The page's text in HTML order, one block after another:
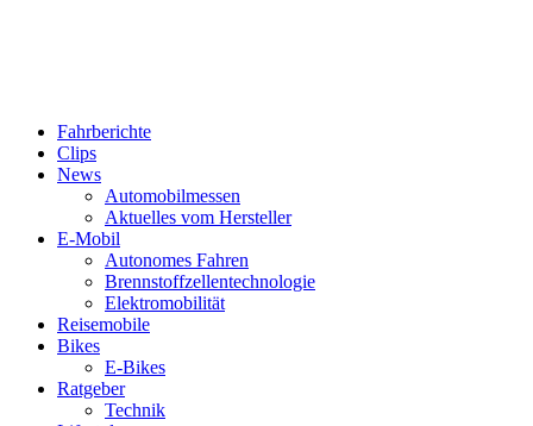
Fahrberichte
Clips
News
Automobilmessen
Aktuelles vom Hersteller
E-Mobil
Autonomes Fahren
Brennstoffzellentechnologie
Elektromobilität
Reisemobile
Bikes
E-Bikes
Ratgeber
Technik